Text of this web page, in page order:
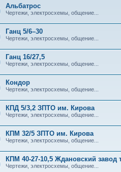
Альбатрос
Чертежи, электросхемы, общение...
Ганц 5/6–30
Чертежи, электросхемы, общение...
Ганц 16/27,5
Чертежи, электросхемы, общение...
Кондор
Чертежи, электросхемы, общение...
КПД 5/3,2 ЗПТО им. Кирова
Чертежи, электросхемы, общение...
КПМ 32/5 ЗПТО им. Кирова
Чертежи, электросхемы, общение...
КПМ 40-27-10,5 Ждановский завод
Чертежи, электросхемы, общение...